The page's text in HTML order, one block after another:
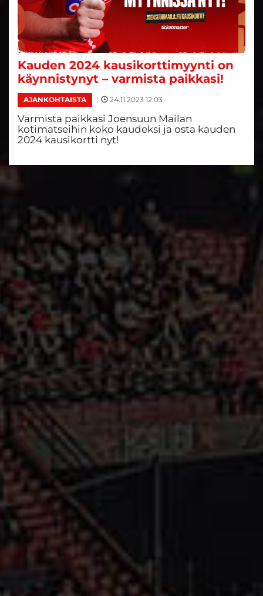
Kauden 2024 kausikorttimyynti on
käynnistynyt – varmista paikkasi!
AJANKOHTAISTA | 24.11.2023 12:03
Varmista paikkasi Joensuun Mailan
kotimatseihin koko kaudeksi ja osta kauden
2024 kausikortti nyt!